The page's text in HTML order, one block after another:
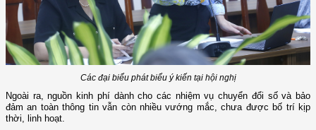
Các đại biểu phát biểu ý kiến tại hội nghị
Ngoài ra, nguồn kinh phí dành cho các nhiệm vụ chuyển đổi số và bảo
đảm an toàn thông tin vẫn còn nhiều vướng mắc, chưa được bố trí kịp
thời, linh hoạt.